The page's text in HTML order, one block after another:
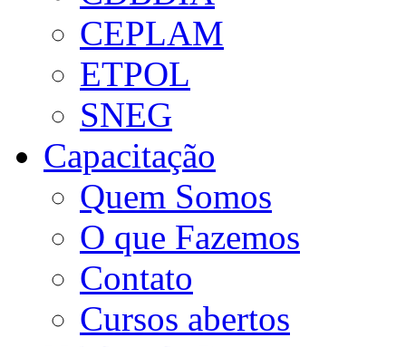
CEPLAM
ETPOL
SNEG
Capacitação
Quem Somos
O que Fazemos
Contato
Cursos abertos